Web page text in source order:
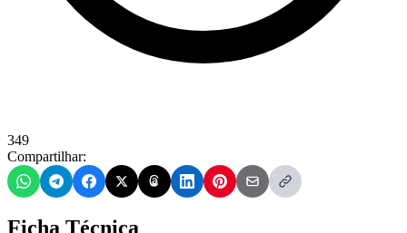
349
Compartilhar:
Ficha Técnica